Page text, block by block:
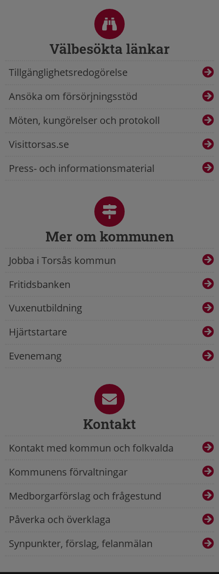
Välbesökta länkar
Tillgänglighetsredogörelse
Ansöka om försörjningsstöd
Möten, kungörelser och protokoll
Visittorsas.se
Press- och informationsmaterial
Mer om kommunen
Jobba i Torsås kommun
Fritidsbanken
Vuxenutbildning
Hjärtstartare
Evenemang
Kontakt
Kontakt med kommun och folkvalda
Kommunens förvaltningar
Medborgarförslag och frågestund
Påverka och överklaga
Synpunkter, förslag, felanmälan